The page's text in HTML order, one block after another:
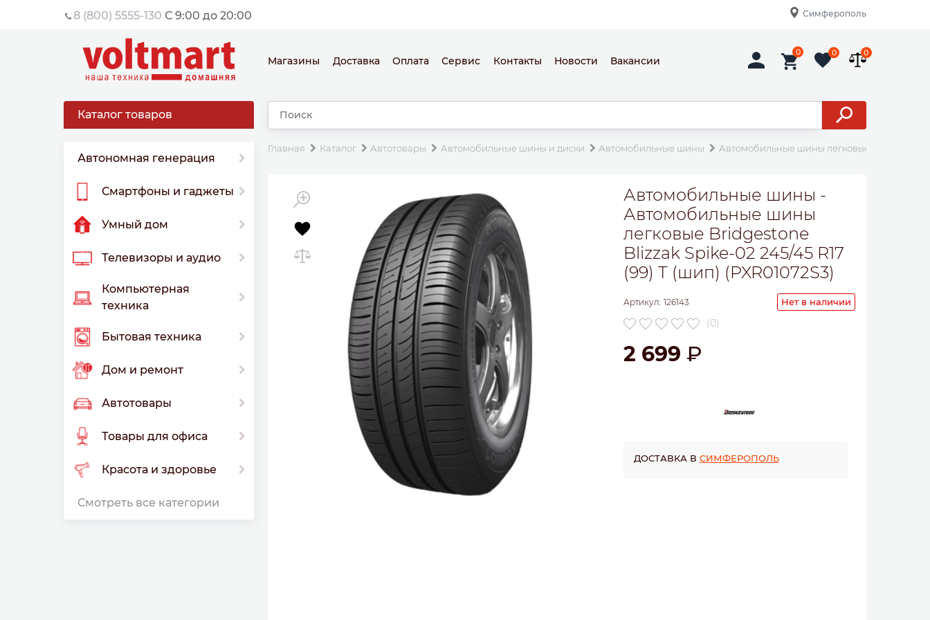
8 (800) 5555-130 С 9:00 до 20:00 Симферополь
Магазины Доставка Оплата Сервис Контакты Новости Вакансии
0 0 0
Каталог товаров
Автономная генерация
Смартфоны и гаджеты
Умный дом
Телевизоры и аудио
Компьютерная
техника
Бытовая техника
Дом и ремонт
Автотовары
Товары для офиса
Красота и здоровье
Смотреть все категории
Главная Каталог Автотовары Автомобильные шины и диски Автомобильные шины Автомобильные шины легковые Bridgestone
Автомобильные шины -
Автомобильные шины
легковые Bridgestone
Blizzak Spike-02 245/45 R17
(99) T (шип) (PXR01072S3)
Артикул: 126143 Нет в наличии
(0)
2 699
ДОСТАВКА В СИМФЕРОПОЛЬ